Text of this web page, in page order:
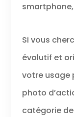
Si vous
évolutif et
votre usage
photo
catégorie